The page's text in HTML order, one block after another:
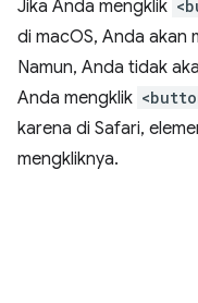
Jika Anda mengklik
di macOS, Anda akan
Namun, Anda tidak
Anda mengklik
karena di Safari,
mengkliknya.